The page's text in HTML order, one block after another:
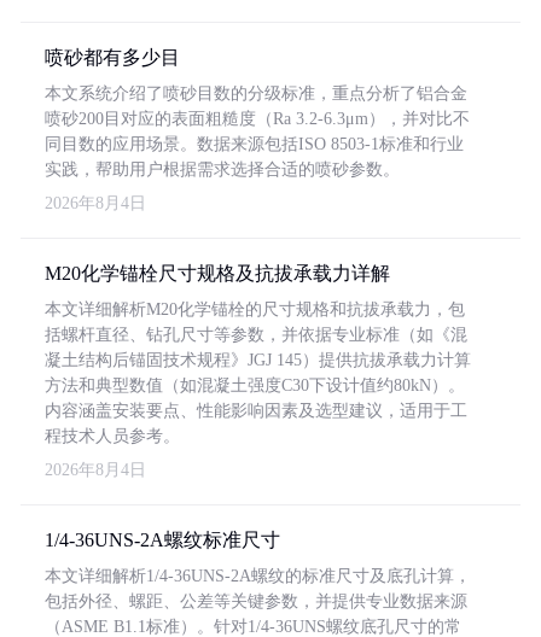
喷砂都有多少目
本文系统介绍了喷砂目数的分级标准，重点分析了铝合金
喷砂200目对应的表面粗糙度（Ra 3.2-6.3μm），并对比不
同目数的应用场景。数据来源包括ISO 8503-1标准和行业
实践，帮助用户根据需求选择合适的喷砂参数。
2026年8月4日
M20化学锚栓尺寸规格及抗拔承载力详解
本文详细解析M20化学锚栓的尺寸规格和抗拔承载力，包
括螺杆直径、钻孔尺寸等参数，并依据专业标准（如《混
凝土结构后锚固技术规程》JGJ 145）提供抗拔承载力计算
方法和典型数值（如混凝土强度C30下设计值约80kN）。
内容涵盖安装要点、性能影响因素及选型建议，适用于工
程技术人员参考。
2026年8月4日
1/4-36UNS-2A螺纹标准尺寸
本文详细解析1/4-36UNS-2A螺纹的标准尺寸及底孔计算，
包括外径、螺距、公差等关键参数，并提供专业数据来源
（ASME B1.1标准）。针对1/4-36UNS螺纹底孔尺寸的常